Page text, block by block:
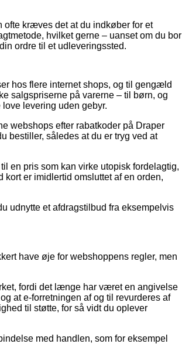
kræves det at du indkøber for et
hvilket gerne – uanset om du bor
ordre til et udleveringssted.
hos flere internet shops, og til gengæld
salgspriserne på varerne – til børn, og
levering uden gebyr.
webshops efter rabatkoder på Draper
bestiller, således at du er tryg ved at
en pris som kan virke utopisk fordelagtig,
er imidlertid omsluttet af en orden,
udnytte et afdragstilbud fra eksempelvis
have øje for webshoppens regler, men
fordi det længe har været en angivelse
at e-forretningen af og til revurderes af
til støtte, for så vidt du oplever
med handlen, som for eksempel